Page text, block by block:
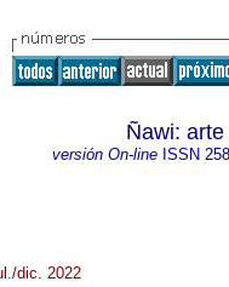
Ñawi:
versión On-lineISSN
dic. 2022